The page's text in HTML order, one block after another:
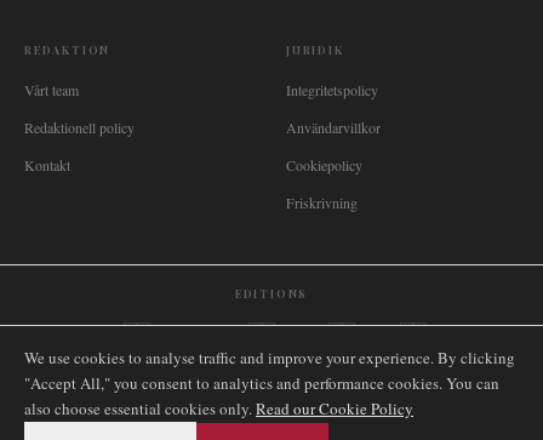
REDAKTION
Vårt team
Redaktionell policy
Kontakt
JURIDIK
Integritetspolicy
Användarvillkor
Cookiepolicy
Friskrivning
EDITIONS
🌐 International🇬🇧 United Kingdom🇦🇺 Australia🇨🇦 Canada🇳🇿 New Zealand
🇿🇦 South Africa🇸🇬 Singapore 🇩🇪 Deutschland🇳🇱 Nederland🇫🇷 France
🇮🇹 Italia🇪🇸 España 🇧🇷 Brasil🇸🇪 Sverige🇳🇴 Norge🇩🇰 Danmark
We use cookies to analyse traffic and improve your experience. By clicking
"Accept All," you consent to analytics and performance cookies. You can
also choose essential cookies only.Read our Cookie Policy